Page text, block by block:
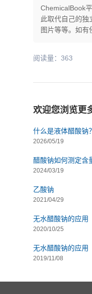
ChemicalBook
此取代自己的独
图片等等。如有
阅读量：363
欢迎您浏览更
什么是液体醋酸钠？
2026/05/19
醋酸钠如何测定含
2024/03/19
乙酸钠
2021/04/29
无水醋酸钠的应用
2020/10/25
无水醋酸钠的应用
2019/11/08